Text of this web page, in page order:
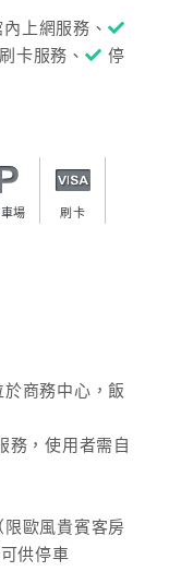
內上網服務、
卡服務、
停
場 刷卡
於商務中心，飯
務，使用者需自
限歐風貴賓客房
供停車